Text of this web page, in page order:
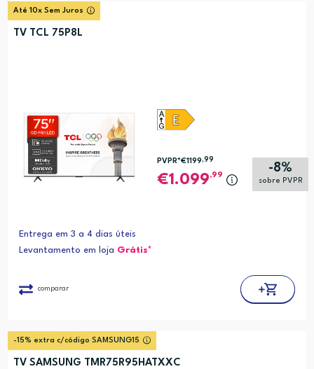
Até 10x Sem Juros
TV TCL 75P8L
-8%
sobre PVPR
PVPR*€1199 ,99
1.099,99
Entrega em 3 a 4 dias úteis
Levantamento em loja Grátis*
comparar
-15% extra c/código SAMSUNG15
TV SAMSUNG TMR75R95HATXXC